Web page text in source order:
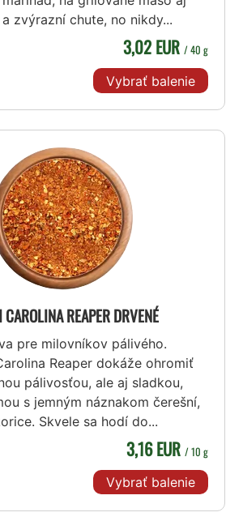
zvýrazní chute, no nikdy...
3,02 EUR / 40 g
Vybrať balenie
REAPER DRVENÉ
pre milovníkov pálivého.
Reaper dokáže ohromiť
pálivosťou, ale aj sladkou,
s jemným náznakom čerešní,
Skvele sa hodí do...
3,16 EUR / 10 g
Vybrať balenie